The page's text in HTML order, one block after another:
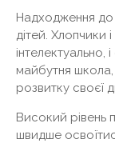
Надходження до
дітей. Хлопчики
майбутня школа,
розвитку своєї
Високий рівень
швидше